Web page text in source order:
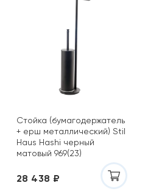
Стойка (бумагодержатель
+ ерш металлический) Stil
Haus Hashi черный
матовый 969(23)
28 438 ₽